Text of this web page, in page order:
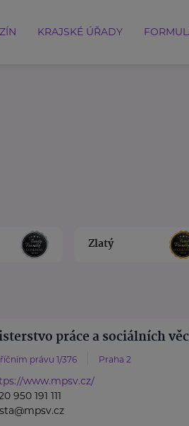
KRAJSKÉ ÚŘADY
Zlatý
práce a sociálních
právu 1/376 Praha 2
www.mpsv.cz/
950 191 111